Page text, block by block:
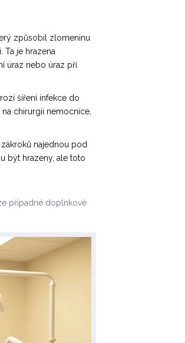
způsobil zlomeninu
Ta je hrazena
úraz nebo úraz při
šíření infekce do
chirurgii nemocnice,
najednou pod
být hrazeny, ale toto
případné doplnkové